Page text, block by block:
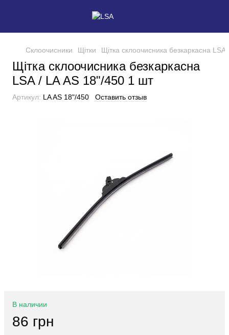
Склоочисники Щітки Щітка склоочисника безкаркасна
Щітка склоочисника безкаркасна
LSA / LA AS 18"/450 1 шт
Артикул: LA AS 18"/450 Оставить отзыв
В наличии
86 грн